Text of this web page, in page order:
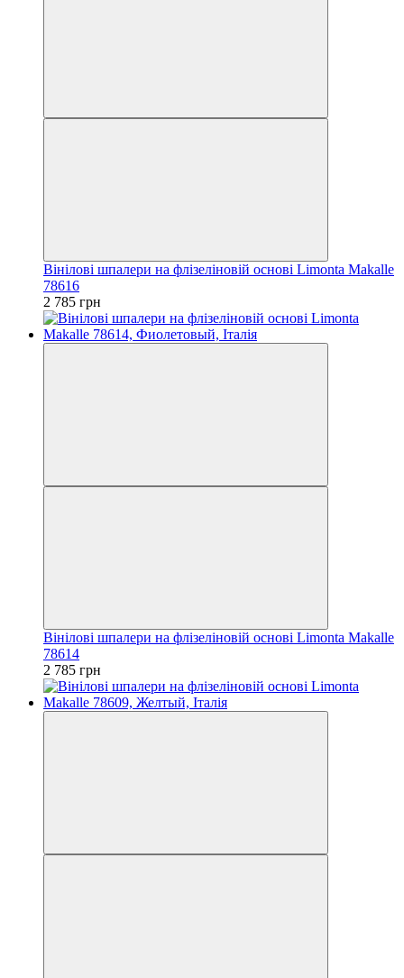
Вінілові шпалери на флізеліновій основі Limonta Makalle
78616
2 785 грн
Вінілові шпалери на флізеліновій основі Limonta Makalle
78614
2 785 грн